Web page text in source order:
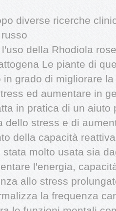
diverse ricerche
della Rhodiola
Le piante di
in grado di migliorare
ed aumentare in
in pratica di un
dello stress e di
della capacità
molto usata sia
l'energia,
allo stress
la frequenza